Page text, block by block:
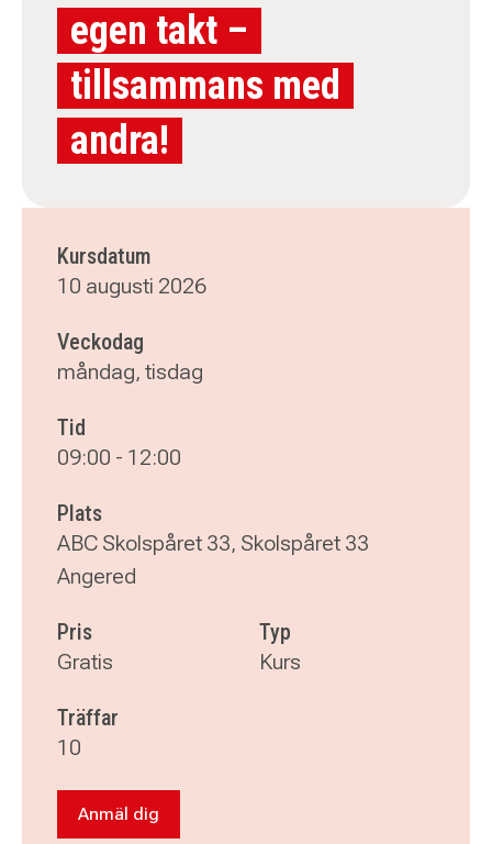
egen takt –
tillsammans med
andra!
Kursdatum
10 augusti 2026
Veckodag
måndag, tisdag
Tid
09:00 - 12:00
Plats
ABC Skolspåret 33, Skolspåret 33
Angered
Pris
Gratis
Typ
Kurs
Träffar
10
Anmäl dig till Lär dig svenska i din egen takt
Anmäl dig